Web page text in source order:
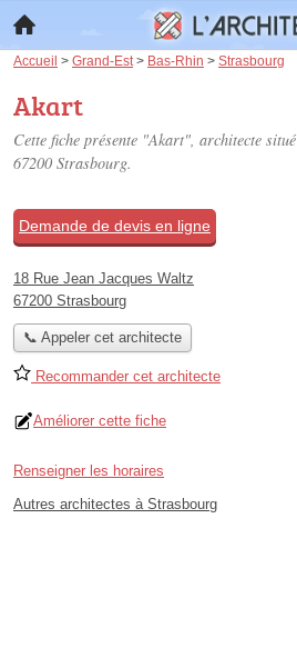
Accueil > Grand-Est > Bas-Rhin > Strasbourg
Akart
Cette fiche présente "Akart", architecte situé
67200 Strasbourg.
Demande de devis en ligne
18 Rue Jean Jacques Waltz
67200 Strasbourg
📞 Appeler cet architecte
Recommander cet architecte
Améliorer cette fiche
Renseigner les horaires
Autres architectes à Strasbourg